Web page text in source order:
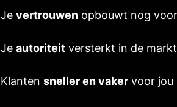
Jevertrouwen opbouwt nog
Jeautoriteit versterkt in de markt
Klantensneller en vaker voor jou